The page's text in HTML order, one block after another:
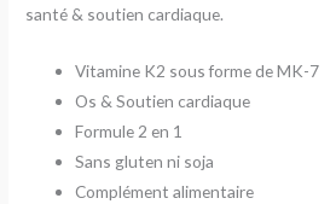
santé & soutien cardiaque.
Vitamine K2 sous forme de MK-7
Os & Soutien cardiaque
Formule 2 en 1
Sans gluten ni soja
Complément alimentaire